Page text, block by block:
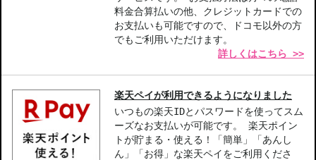
料金合算払いの他、クレジットカードでの
お支払いも可能ですので、ドコモ以外の方
でもご利用いただけます。
詳しくはこちら >>
楽天ペイが利用できるようになりました
いつもの楽天IDとパスワードを使ってスム
ーズなお支払いが可能です。 楽天ポイン
トが貯まる・使える！「簡単」「あんし
ん」「お得」な楽天ペイをご利用くださ